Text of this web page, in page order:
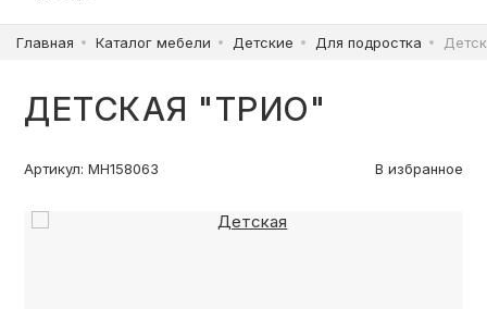
Главная Каталог мебели Детские Для подростка
ДЕТСКАЯ "ТРИО"
Артикул: МН158063 В избранное
ГАРДЕРОБНЫЕ
ДЕТСКИЕ
ВАННАЯ